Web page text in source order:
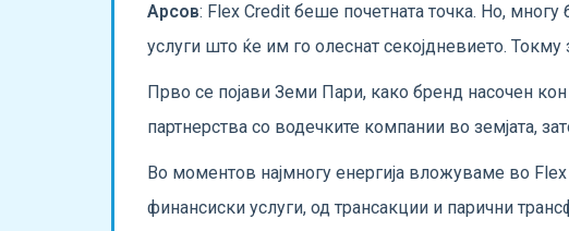
Арсов: Flex Credit беше почетната точка. Но,
услуги што ќе им го олеснат секојдневието. Токму
Прво се појави Земи Пари, како бренд насочен
партнерства со водечките компании во земјата,
Во моментов најмногу енергија вложуваме во
финансиски услуги, од трансакции и парични